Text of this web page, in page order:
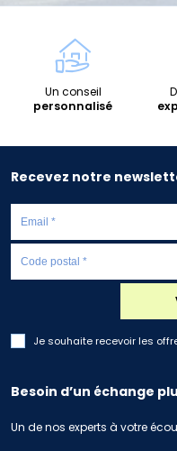
Un conseil
personnalisé
Recevez notre
Je souhaite recevoir les
Besoin d’un échange
Un de nos experts à votre